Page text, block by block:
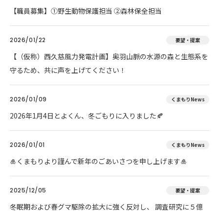
【職員募集】①野生動物保護担当 ②森林保全担当
2026/01/22 要望・提案
【（仮称）西久慈風力発電計画】奥羽山脈の水源の森と生態系を
守るため、共に声を上げてください！
2026/01/09 くまもりNews
2026年1月4日とよくん、冬ごもりに入りました🍂
2026/01/01 くまもりNews
🎍くまもりより謹んで新年のごあいさつを申し上げます🎍
2025/12/05 要望・提案
冬眠期および春グマ駆除の拡大に強く反対し、 調査研究に５億